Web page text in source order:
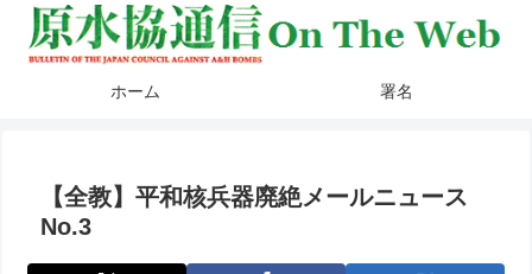
ホーム 署名
【全教】平和核兵器廃絶メールニュース
No.3